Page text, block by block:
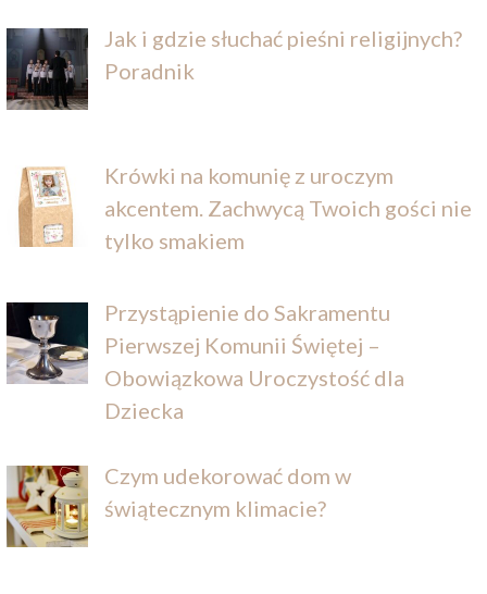
Jak i gdzie słuchać pieśni religijnych?
Poradnik
Krówki na komunię z uroczym
akcentem. Zachwycą Twoich gości nie
tylko smakiem
Przystąpienie do Sakramentu
Pierwszej Komunii Świętej –
Obowiązkowa Uroczystość dla
Dziecka
Czym udekorować dom w
świątecznym klimacie?